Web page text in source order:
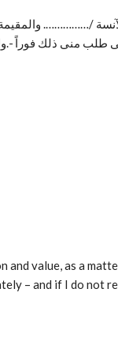
/……………. والمقيمة
طلب منى ذلك فوراً -
value, as a
– and if I do not